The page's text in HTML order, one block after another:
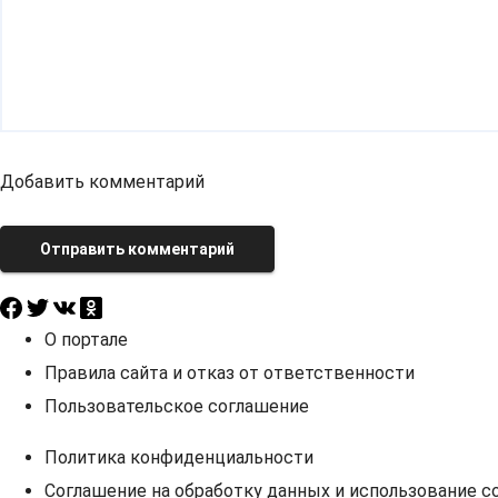
Добавить комментарий
Отправить комментарий
О портале
Правила сайта и отказ от ответственности
Пользовательское соглашение
Политика конфиденциальности
Соглашение на обработку данных и использование